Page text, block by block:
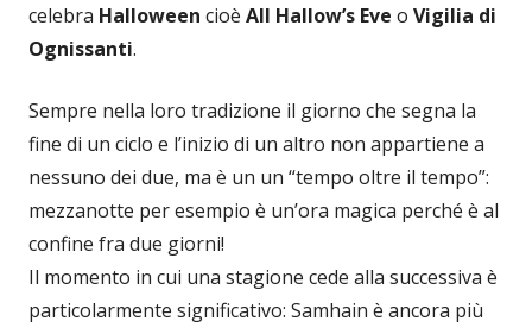
celebra Halloween cioè All Hallow’s Eve o Vigilia di
Ognissanti.
Sempre nella loro tradizione il giorno che segna la
fine di un ciclo e l’inizio di un altro non appartiene a
nessuno dei due, ma è un un “tempo oltre il tempo”:
mezzanotte per esempio è un’ora magica perché è al
confine fra due giorni!
Il momento in cui una stagione cede alla successiva è
particolarmente significativo: Samhain è ancora più